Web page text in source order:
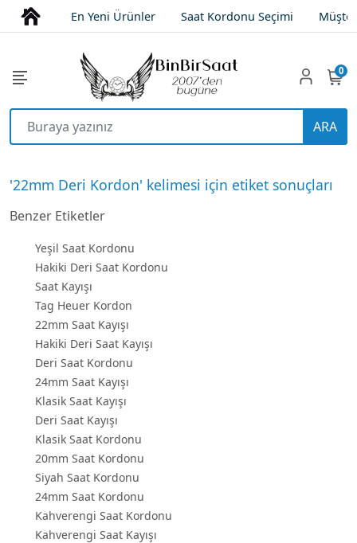
En Yeni Ürünler Saat Kordonu Seçimi
ARA
0
'22mm Deri Kordon' kelimesi için etiket sonuçları
Benzer Etiketler
Yeşil Saat Kordonu
Hakiki Deri Saat Kordonu
Saat Kayışı
Tag Heuer Kordon
22mm Saat Kayışı
Hakiki Deri Saat Kayışı
Deri Saat Kordonu
24mm Saat Kayışı
Klasik Saat Kayışı
Deri Saat Kayışı
Klasik Saat Kordonu
20mm Saat Kordonu
Siyah Saat Kordonu
24mm Saat Kordonu
Kahverengi Saat Kordonu
Kahverengi Saat Kayışı